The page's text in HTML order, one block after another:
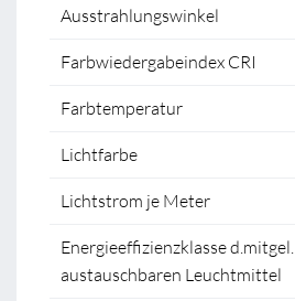
Ausstrahlungswinkel
Farbwiedergabeindex CRI
Farbtemperatur
Lichtfarbe
Lichtstrom je Meter
Energieeffizienzklasse d.mitgel.
austauschbaren Leuchtmittel